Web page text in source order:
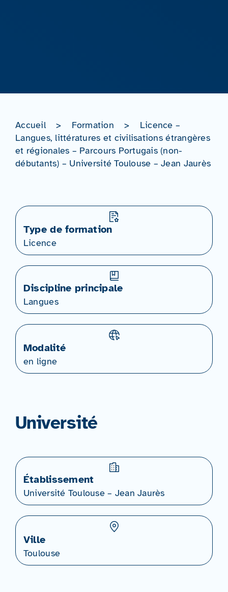
Accueil > Formation >
Licence –
Langues, littératures et civilisations étrangères
et régionales – Parcours Portugais (non-
débutants) – Université Toulouse – Jean Jaurès
Type de formation
Licence
Discipline principale
Langues
Modalité
en ligne
Université
Établissement
Université Toulouse – Jean Jaurès
Ville
Toulouse